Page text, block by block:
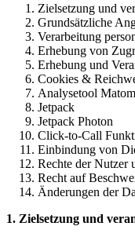
Zielsetzung und
Grundsätzliche
Verarbeitung
Erhebung von
Erhebung und
Cookies &
Analysetool
Jetpack
Jetpack Photon
Click-to-Call
Einbindung von
Rechte der Nutzer
Recht auf
Änderungen der
1. Zielsetzung und